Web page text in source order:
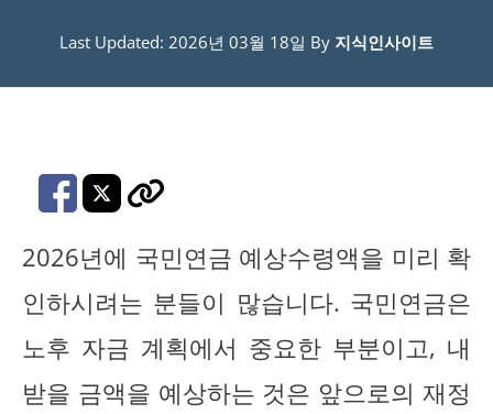
Last Updated: 2026년 03월 18일 By 지식인사이트
2026년에 국민연금 예상수령액을 미리 확
인하시려는 분들이 많습니다. 국민연금은
노후 자금 계획에서 중요한 부분이고, 내
받을 금액을 예상하는 것은 앞으로의 재정